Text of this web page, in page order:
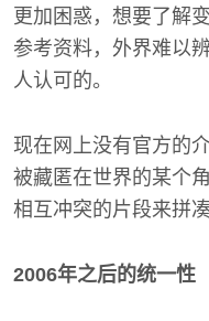
更加困惑，想要了解
参考资料，外界难以
人认可的。
现在网上没有官方的
被藏匿在世界的某个
相互冲突的片段来拼
2006年之后的统一性